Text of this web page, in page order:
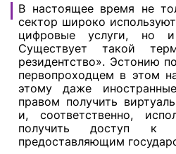
В настоящее время не
сектор широко
цифровые услуги, но
Существует такой
резидентство». Эстонию
первопроходцем в этом
этому даже
правом получить
и, соответственно,
получить доступ к
предоставляющим